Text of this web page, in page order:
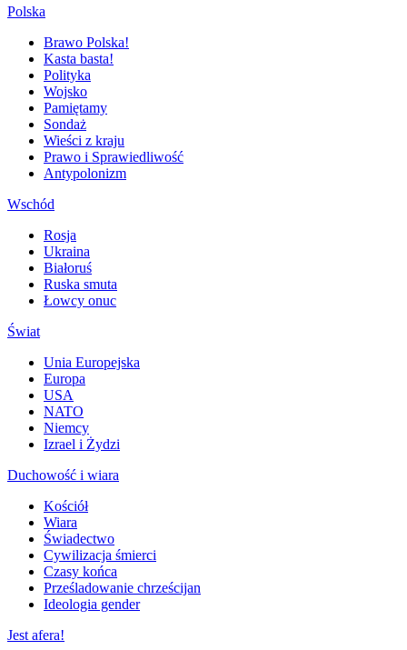
Polska
Brawo Polska!
Kasta basta!
Polityka
Wojsko
Pamiętamy
Sondaż
Wieści z kraju
Prawo i Sprawiedliwość
Antypolonizm
Wschód
Rosja
Ukraina
Białoruś
Ruska smuta
Łowcy onuc
Świat
Unia Europejska
Europa
USA
NATO
Niemcy
Izrael i Żydzi
Duchowość i wiara
Kościół
Wiara
Świadectwo
Cywilizacja śmierci
Czasy końca
Prześladowanie chrześcijan
Ideologia gender
Jest afera!